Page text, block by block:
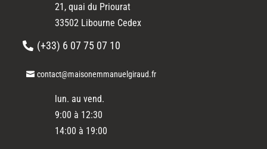
21, quai du Priourat
33502 Libourne Cedex
(+33) 6 07 75 07 10
contact@maisonemmanuelgiraud.fr
lun. au vend.
9:00 à 12:30
14:00 à 19:00